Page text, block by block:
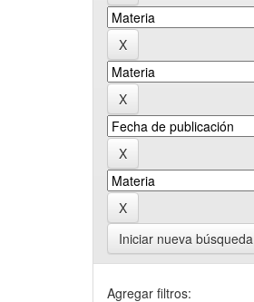
Iniciar nueva búsqueda
Agregar filtros: